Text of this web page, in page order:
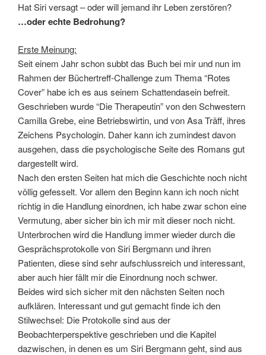
Hat Siri versagt – oder will jemand ihr Leben zerstören?
…oder echte Bedrohung?
Erste Meinung:
Seit einem Jahr schon subbt das Buch bei mir und nun im
Rahmen der Büchertreff-Challenge zum Thema “Rotes
Cover” habe ich es aus seinem Schattendasein befreit.
Geschrieben wurde “Die Therapeutin” von den Schwestern
Camilla Grebe, eine Betriebswirtin, und von Asa Träff, ihres
Zeichens Psychologin. Daher kann ich zumindest davon
ausgehen, dass die psychologische Seite des Romans gut
dargestellt wird.
Nach den ersten Seiten hat mich die Geschichte noch nicht
völlig gefesselt. Vor allem den Beginn kann ich noch nicht
richtig in die Handlung einordnen, ich habe zwar schon eine
Vermutung, aber sicher bin ich mir mit dieser noch nicht.
Unterbrochen wird die Handlung immer wieder durch die
Gesprächsprotokolle von Siri Bergmann und ihren
Patienten, diese sind sehr aufschlussreich und interessant,
aber auch hier fällt mir die Einordnung noch schwer.
Beides wird sich sicher mit den nächsten Seiten noch
aufklären. Interessant und gut gemacht finde ich den
Stilwechsel: Die Protokolle sind aus der
Beobachterperspektive geschrieben und die Kapitel
dazwischen, in denen es um Siri Bergmann geht, sind aus